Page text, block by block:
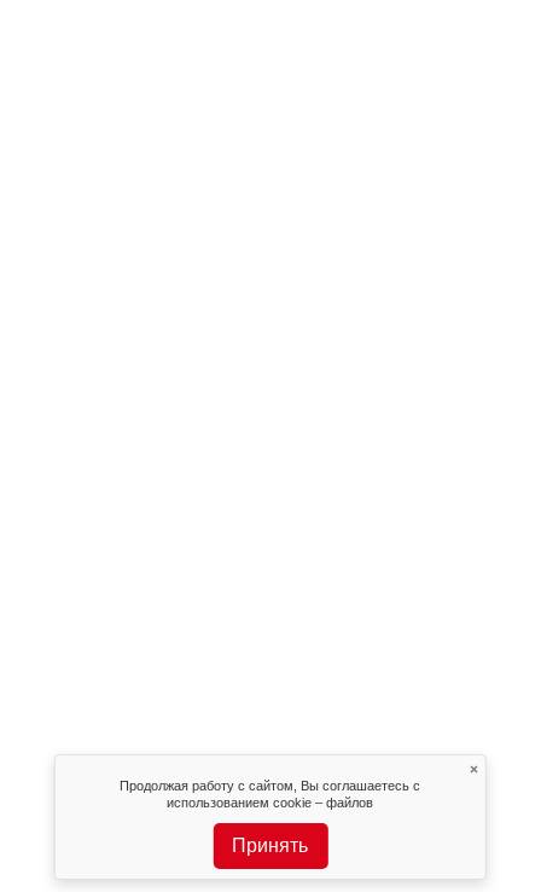
Продолжая работу с сайтом, Вы соглашаетесь с
использованием cookie – файлов
Принять
×